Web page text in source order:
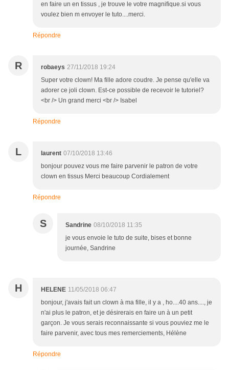
en faire un en tissus , je trouve le votre magnifique.si vous
voulez bien m envoyer le tuto....merci.
Répondre
R robaeys 27/11/2018 19:24
Super votre clown! Ma fille adore coudre. Je pense qu'elle va
adorer ce joli clown. Est-ce possible de recevoir le tutoriel?
<br /> Un grand merci <br /> Isabel
Répondre
L laurent 07/10/2018 13:46
bonjour pouvez vous me faire parvenir le patron de votre
clown en tissus Merci beaucoup Cordialement
Répondre
S Sandrine 08/10/2018 11:35
je vous envoie le tuto de suite, bises et bonne
journée, Sandrine
H HELENE 11/05/2018 06:47
bonjour, j'avais fait un clown à ma fille, il y a , ho....40 ans...., je
n'ai plus le patron, et je désirerais en faire un à un petit
garçon. Je vous serais reconnaissante si vous pouviez me le
faire parvenir, avec tous mes remerciements, Hélène
Répondre